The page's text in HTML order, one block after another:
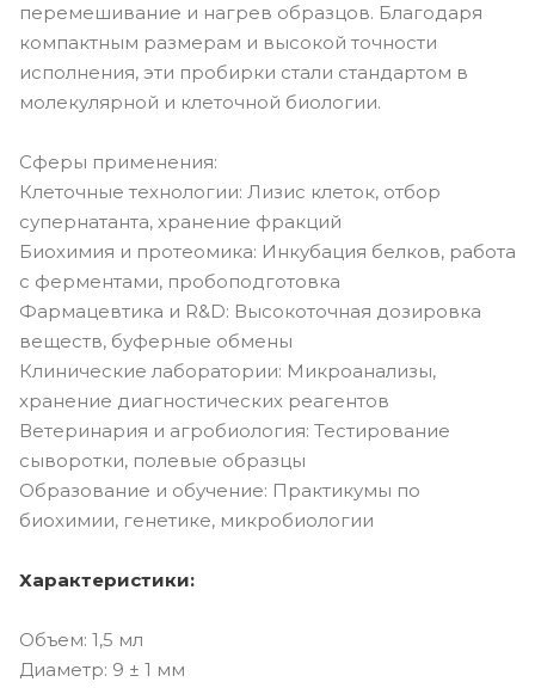
перемешивание и нагрев образцов. Благодаря
компактным размерам и высокой точности
исполнения, эти пробирки стали стандартом в
молекулярной и клеточной биологии.
Сферы применения:
Клеточные технологии: Лизис клеток, отбор
супернатанта, хранение фракций
Биохимия и протеомика: Инкубация белков, работа
с ферментами, пробоподготовка
Фармацевтика и R&D: Высокоточная дозировка
веществ, буферные обмены
Клинические лаборатории: Микроанализы,
хранение диагностических реагентов
Ветеринария и агробиология: Тестирование
сыворотки, полевые образцы
Образование и обучение: Практикумы по
биохимии, генетике, микробиологии
Характеристики:
Объем: 1,5 мл
Диаметр: 9 ± 1 мм